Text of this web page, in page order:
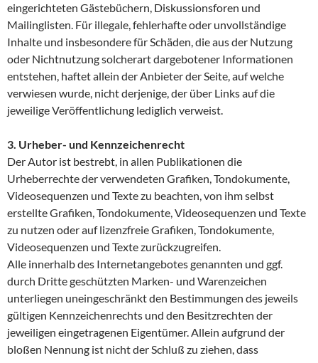
eingerichteten Gästebüchern, Diskussionsforen und
Mailinglisten. Für illegale, fehlerhafte oder unvollständige
Inhalte und insbesondere für Schäden, die aus der Nutzung
oder Nichtnutzung solcherart dargebotener Informationen
entstehen, haftet allein der Anbieter der Seite, auf welche
verwiesen wurde, nicht derjenige, der über Links auf die
jeweilige Veröffentlichung lediglich verweist.
3. Urheber- und Kennzeichenrecht
Der Autor ist bestrebt, in allen Publikationen die
Urheberrechte der verwendeten Grafiken, Tondokumente,
Videosequenzen und Texte zu beachten, von ihm selbst
erstellte Grafiken, Tondokumente, Videosequenzen und Texte
zu nutzen oder auf lizenzfreie Grafiken, Tondokumente,
Videosequenzen und Texte zurückzugreifen.
Alle innerhalb des Internetangebotes genannten und ggf.
durch Dritte geschützten Marken- und Warenzeichen
unterliegen uneingeschränkt den Bestimmungen des jeweils
gültigen Kennzeichenrechts und den Besitzrechten der
jeweiligen eingetragenen Eigentümer. Allein aufgrund der
bloßen Nennung ist nicht der Schluß zu ziehen, dass